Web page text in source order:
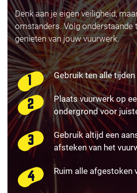
Denk aan je eigen veiligheid,
omstanders. Volg onderstaande
genieten van jouw vuurwerk.
Gebruik ten alle
Plaats vuurwerk op
ondergrond voor
Gebruik altijd een
afsteken van het
Ruim alle afgestoken